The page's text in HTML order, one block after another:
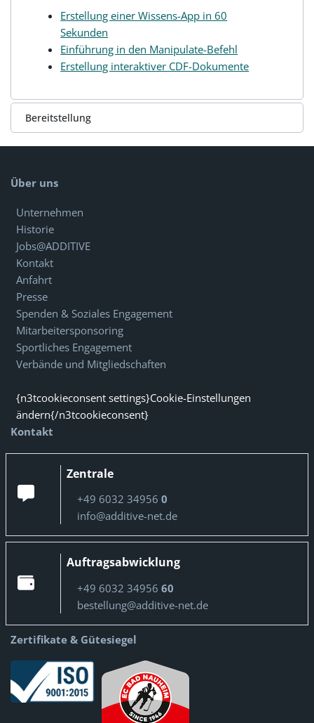
Erstellung einer Wissens-App in 60
Sekunden
Einführung in den Manipulate-Befehl
Erstellung interaktiver CDF-Dokumente
Bereitstellung
Über uns
Unternehmen
Historie
Jobs@ADDITIVE
Kontakt
Anfahrt
Presse
Spenden & Soziales Engagement
Mitarbeitersponsoring
Sportliches Engagement
Verbände und Mitgliedschaften
{n3tcookieconsent settings}Cookie-Einstellungen
ändern{/n3tcookieconsent}
Kontakt
Zentrale
+49 6032 34956 0
info@additive-net.de
Auftragsabwicklung
+49 6032 34956 60
bestellung@additive-net.de
Zertifikate & Gütesiegel